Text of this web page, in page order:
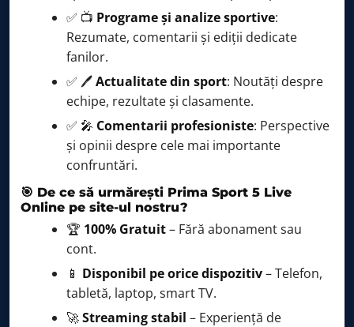
✅ 📺 Programe și analize sportive:
Rezumate, comentarii și ediții dedicate
fanilor.
✅ 🖊️Actualitate din sport: Noutăți despre
echipe, rezultate și clasamente.
✅ 🎤 Comentarii profesioniste: Perspective
și opinii despre cele mai importante
confruntări.
🎯 De ce să urmărești Prima Sport 5 Live
Online pe site-ul nostru?
🏆 100% Gratuit– Fără abonament sau
cont.
📱 Disponibil pe orice dispozitiv– Telefon,
tabletă, laptop, smart TV.
🚀Streaming stabil – Experiență de